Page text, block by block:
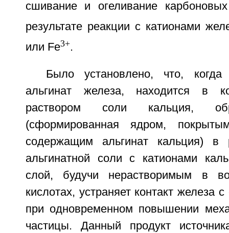
сшивание и огеливание
результате реакции с катионами
или Fe3+.
Было установлено, что,
альгинат железа, находится в
раствором соли кальция,
(сформированная ядром,
содержащим альгинат кальция) в
альгинатной соли с катионами
слой, будучи нерастворимым в
кислотах, устраняет контакт железа
при одновременном повышении
частицы. Данный продукт